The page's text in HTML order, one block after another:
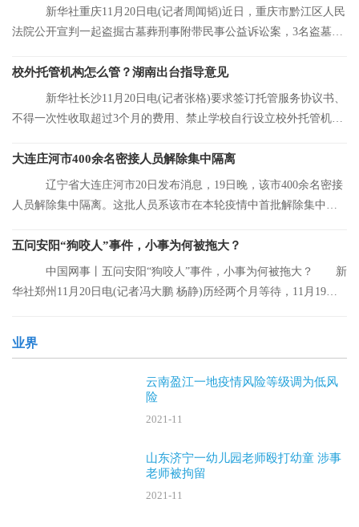
新华社重庆11月20日电(记者周闻韬)近日，重庆市黔江区人民
法院公开宣判一起盗掘古墓葬刑事附带民事公益诉讼案，3名盗墓者
校外托管机构怎么管？湖南出台指导意见
新华社长沙11月20日电(记者张格)要求签订托管服务协议书、
不得一次性收取超过3个月的费用、禁止学校自行设立校外托管机
大连庄河市400余名密接人员解除集中隔离
辽宁省大连庄河市20日发布消息，19日晚，该市400余名密接
人员解除集中隔离。这批人员系该市在本轮疫情中首批解除集中隔
五问安阳“狗咬人”事件，小事为何被拖大？
中国网事丨五问安阳“狗咬人”事件，小事为何被拖大？ 新
华社郑州11月20日电(记者冯大鹏 杨静)历经两个月等待，11月19日
业界
云南盈江一地疫情风险等级调为低风
险
2021-11
山东济宁一幼儿园老师殴打幼童 涉事
老师被拘留
2021-11